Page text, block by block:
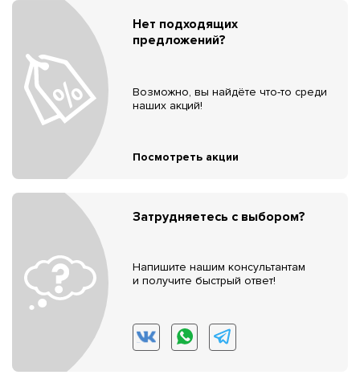
Нет подходящих
предложений?
Возможно, вы найдёте что-то среди
наших акций!
Посмотреть акции
Затрудняетесь с выбором?
Напишите нашим консультантам
и получите быстрый ответ!